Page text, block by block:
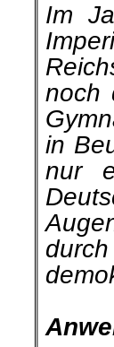
Im
noch
in
nur